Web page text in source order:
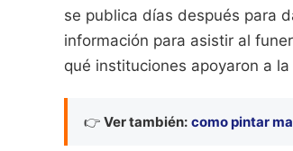
se publica días después para
información para asistir al
qué instituciones apoyaron a
👉 Ver también: como pintar